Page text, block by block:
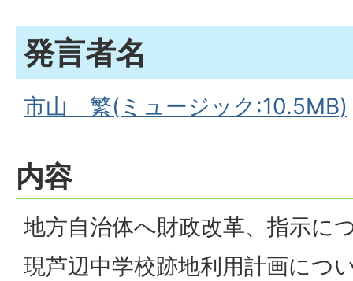
発言者名
市山 繁(ミュージック:10.5MB)
内容
地方自治体へ財政改革、指示に
現芦辺中学校跡地利用計画につ